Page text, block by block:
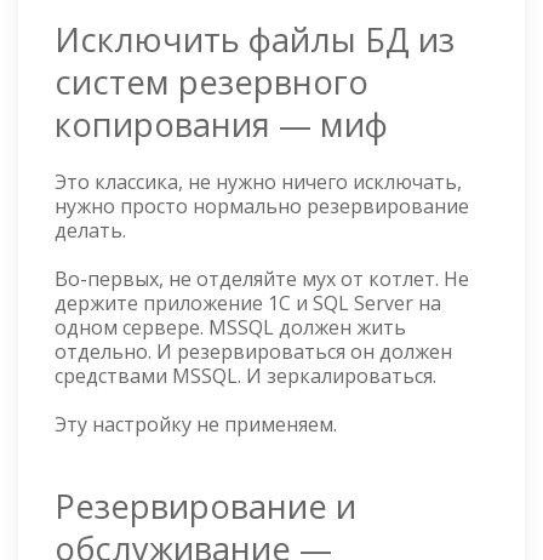
Исключить файлы БД из
систем резервного
копирования — миф
Это классика, не нужно ничего исключать,
нужно просто нормально резервирование
делать.
Во-первых, не отделяйте мух от котлет. Не
держите приложение 1С и SQL Server на
одном сервере. MSSQL должен жить
отдельно. И резервироваться он должен
средствами MSSQL. И зеркалироваться.
Эту настройку не применяем.
Резервирование и
обслуживание —